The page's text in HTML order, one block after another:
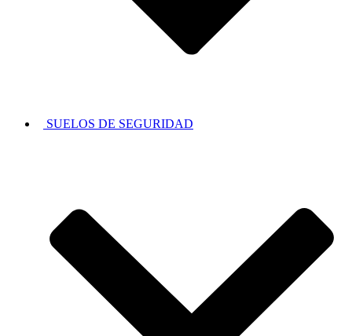
SUELOS DE SEGURIDAD